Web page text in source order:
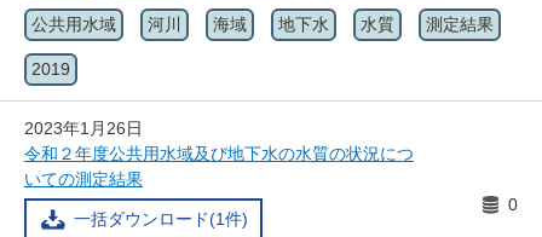
公共用水域 河川 海域 地下水 水質 測定結果
2019
2023年1月26日
令和２年度公共用水域及び地下水の水質の状況につ
いての測定結果
一括ダウンロード(1件)
0